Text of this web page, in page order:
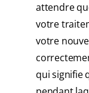
attendre
votre
votre
qui signifie